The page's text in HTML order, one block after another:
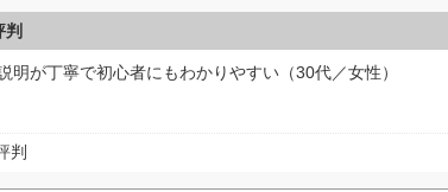
明が丁寧で初心者にもわかりやすい（30代／女性）
判